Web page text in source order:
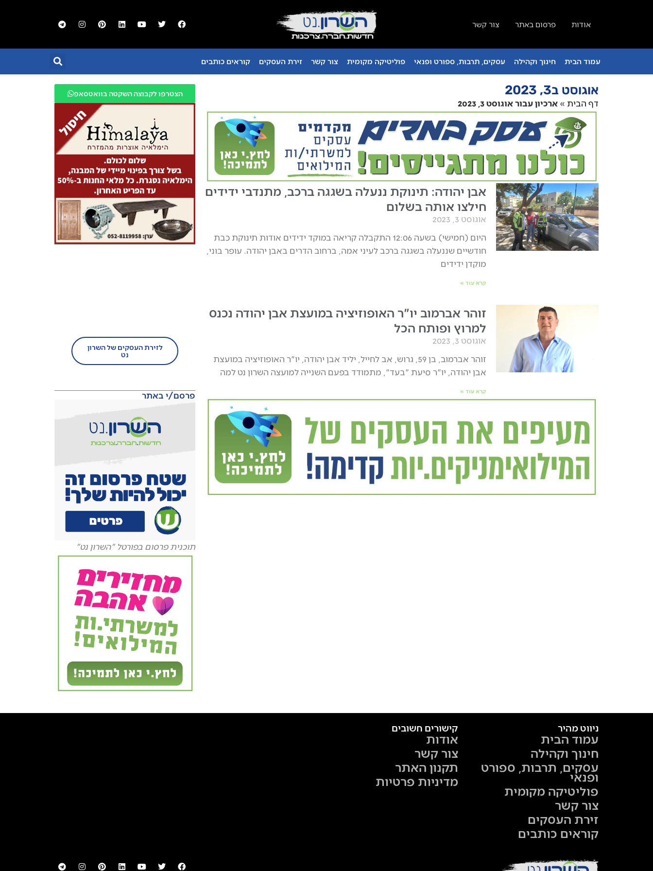
אודות פרסום באתר צור קשר
עמוד הבית חינוך וקהילה עסקים, תרבות, ספורט ופנאי פוליטיקה מקומית צור קשר זירת העסקים קוראים כותבים
אוגוסט ב3, 2023
דף הבית » ארכיון עבור אוגוסט 3, 2023
אבן יהודה: תינוקת ננעלה בשגגה ברכב, מתנדבי ידידים
חילצו אותה בשלום
אוגוסט 3, 2023
היום (חמישי) בשעה 12:06 התקבלה קריאה במוקד ידידים אודות תינוקת כבת
חודשיים שננעלה בשגגה ברכב לעיני אמה, ברחוב הדרים באבן יהודה. עופר בוני,
מוקדן ידידים
קרא עוד »
זוהר אברמוב יו"ר האופוזיציה במועצת אבן יהודה נכנס
למרוץ ופותח הכל
אוגוסט 3, 2023
זוהר אברמוב, בן 59, גרוש, אב לחייל, יליד אבן יהודה, יו"ר האופוזיציה במועצת
אבן יהודה, יו"ר סיעת "בעד", מתמודד בפעם השנייה למועצה השרון נט למה
קרא עוד »
הצטרפו לקבוצה השקטה בוואטסאפ
לזירת העסקים של השרון
נט
פרסם/י באתר
תוכנית פרסום בפורטל "השרון נט"
ניווט מהיר
עמוד הבית
חינוך וקהילה
עסקים, תרבות, ספורט
ופנאי
פוליטיקה מקומית
צור קשר
זירת העסקים
קוראים כותבים
קישורים חשובים
אודות
צור קשר
תקנון האתר
מדיניות פרטיות